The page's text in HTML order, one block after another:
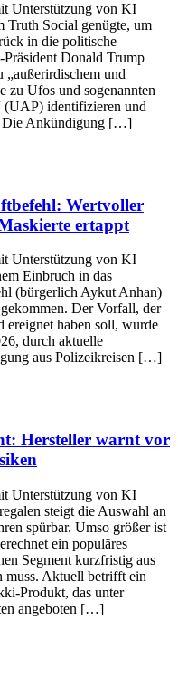
Unterstützung von KI
Truth Social genügte, um
in die politische
Donald Trump
„außerirdischem und
zu Ufos und sogenannten
(UAP) identifizieren und
Die Ankündigung […]
Wertvoller
ertappt
Unterstützung von KI
Einbruch in das
(bürgerlich Aykut Anhan)
Der Vorfall, der
ereignet haben soll, wurde
durch aktuelle
aus Polizeikreisen […]
Hersteller warnt vor
Unterstützung von KI
steigt die Auswahl an
spürbar. Umso größer ist
ein populäres
Segment kurzfristig aus
muss. Aktuell betrifft ein
Produkt, das unter
angeboten […]